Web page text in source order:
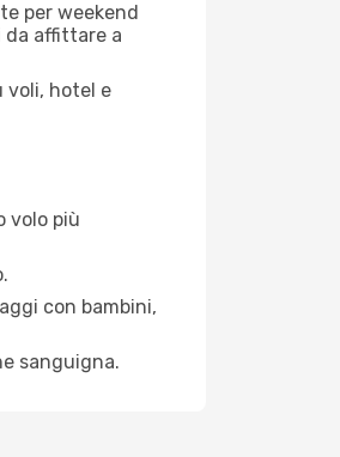
per weekend
da affittare a
voli, hotel e
volo più
con bambini,
sanguigna.